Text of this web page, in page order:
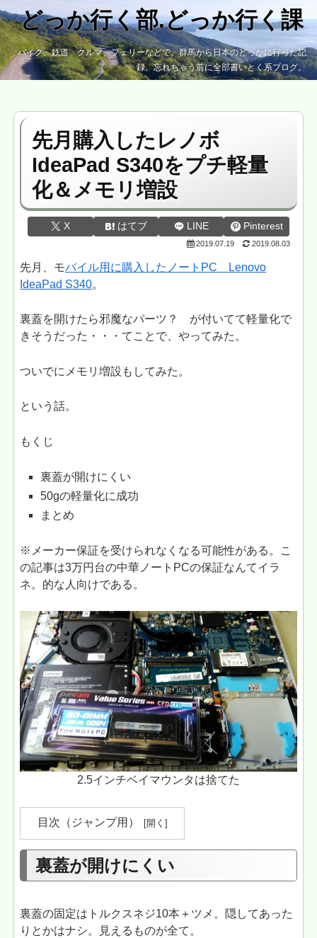
どっか行く部.どっか行く課
バイク、鉄道、クルマ、フェリーなどで、群馬から日本のどっかに行った記
録。忘れちゃう前に全部書いとく系ブログ。
先月購入したレノボ
IdeaPad S340をプチ軽量
化＆メモリ増設
X はてブ LINE Pinterest
2019.07.19 2019.08.03
先月、モバイル用に購入したノートPC Lenovo
IdeaPad S340。
裏蓋を開けたら邪魔なパーツ？ が付いてて軽量化で
きそうだった・・・てことで、やってみた。
ついでにメモリ増設もしてみた。
という話。
もくじ
裏蓋が開けにくい
50gの軽量化に成功
まとめ
※メーカー保証を受けられなくなる可能性がある。こ
の記事は3万円台の中華ノートPCの保証なんてイラ
ネ。的な人向けである。
2.5インチベイマウンタは捨てた
目次（ジャンプ用）
裏蓋が開けにくい
裏蓋の固定はトルクスネジ10本＋ツメ。隠してあった
りとかはナシ。見えるものが全て。